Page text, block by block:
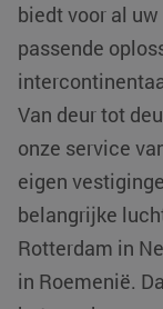
biedt voor al
passende
Van deur tot
onze service
eigen
belangrijke
Rotterdam in
in Roemenië.